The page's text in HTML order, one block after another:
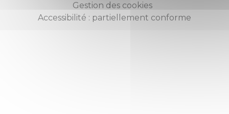
Gestion des cookies
Accessibilité : partiellement conforme